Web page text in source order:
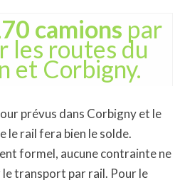
camions par
les routes du
et Corbigny.
prévus dans Corbigny et le
le rail fera bien le solde.
formel, aucune contrainte ne
le transport par rail. Pour le